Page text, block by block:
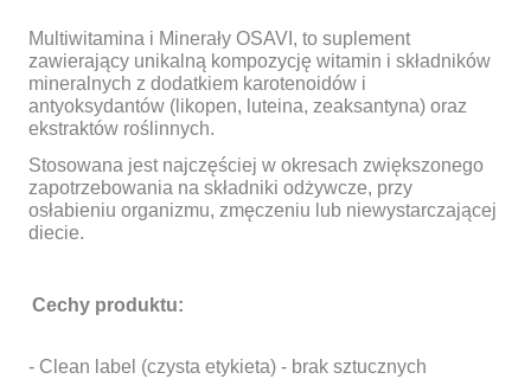
Multiwitamina i Minerały OSAVI, to suplement
zawierający unikalną kompozycję witamin i składników
mineralnych z dodatkiem karotenoidów i
antyoksydantów (likopen, luteina, zeaksantyna) oraz
ekstraktów roślinnych.
Stosowana jest najczęściej w okresach zwiększonego
zapotrzebowania na składniki odżywcze, przy
osłabieniu organizmu, zmęczeniu lub niewystarczającej
diecie.
Cechy produktu:
- Clean label (czysta etykieta) - brak sztucznych